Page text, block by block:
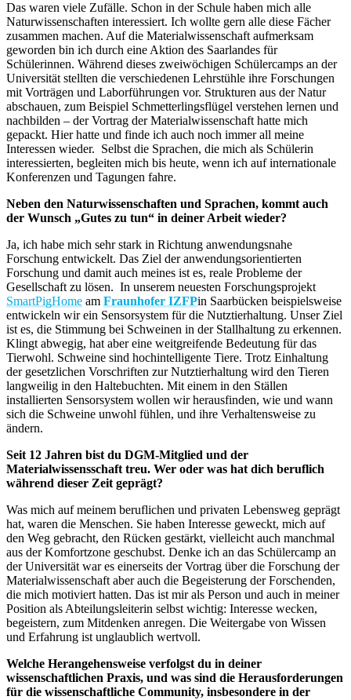
Das waren viele Zufälle. Schon in der Schule haben mich alle
Naturwissenschaften interessiert. Ich wollte gern alle diese Fächer
zusammen machen. Auf die Materialwissenschaft aufmerksam
geworden bin ich durch eine Aktion des Saarlandes für
Schülerinnen. Während dieses zweiwöchigen Schülercamps an der
Universität stellten die verschiedenen Lehrstühle ihre Forschungen
mit Vorträgen und Laborführungen vor. Strukturen aus der Natur
abschauen, zum Beispiel Schmetterlingsflügel verstehen lernen und
nachbilden – der Vortrag der Materialwissenschaft hatte mich
gepackt. Hier hatte und finde ich auch noch immer all meine
Interessen wieder. Selbst die Sprachen, die mich als Schülerin
interessierten, begleiten mich bis heute, wenn ich auf internationale
Konferenzen und Tagungen fahre.
Neben den Naturwissenschaften und Sprachen, kommt auch
der Wunsch „Gutes zu tun“ in deiner Arbeit wieder?
Ja, ich habe mich sehr stark in Richtung anwendungsnahe
Forschung entwickelt. Das Ziel der anwendungsorientierten
Forschung und damit auch meines ist es, reale Probleme der
Gesellschaft zu lösen. In unserem neuesten Forschungsprojekt
SmartPigHome am Fraunhofer IZFPin Saarbücken beispielsweise
entwickeln wir ein Sensorsystem für die Nutztierhaltung. Unser Ziel
ist es, die Stimmung bei Schweinen in der Stallhaltung zu erkennen.
Klingt abwegig, hat aber eine weitgreifende Bedeutung für das
Tierwohl. Schweine sind hochintelligente Tiere. Trotz Einhaltung
der gesetzlichen Vorschriften zur Nutztierhaltung wird den Tieren
langweilig in den Haltebuchten. Mit einem in den Ställen
installierten Sensorsystem wollen wir herausfinden, wie und wann
sich die Schweine unwohl fühlen, und ihre Verhaltensweise zu
ändern.
Seit 12 Jahren bist du DGM-Mitglied und der
Materialwissensschaft treu. Wer oder was hat dich beruflich
während dieser Zeit geprägt?
Was mich auf meinem beruflichen und privaten Lebensweg geprägt
hat, waren die Menschen. Sie haben Interesse geweckt, mich auf
den Weg gebracht, den Rücken gestärkt, vielleicht auch manchmal
aus der Komfortzone geschubst. Denke ich an das Schülercamp an
der Universität war es einerseits der Vortrag über die Forschung der
Materialwissenschaft aber auch die Begeisterung der Forschenden,
die mich motiviert hatten. Das ist mir als Person und auch in meiner
Position als Abteilungsleiterin selbst wichtig: Interesse wecken,
begeistern, zum Mitdenken anregen. Die Weitergabe von Wissen
und Erfahrung ist unglaublich wertvoll.
Welche Herangehensweise verfolgst du in deiner
wissenschaftlichen Praxis, und was sind die Herausforderungen
für die wissenschaftliche Community, insbesondere in der